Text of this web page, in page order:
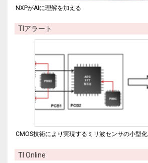
NXPがAIに理解を加える
TIアラート
CMOS技術により実現するミリ波センサの小型化
TI Online